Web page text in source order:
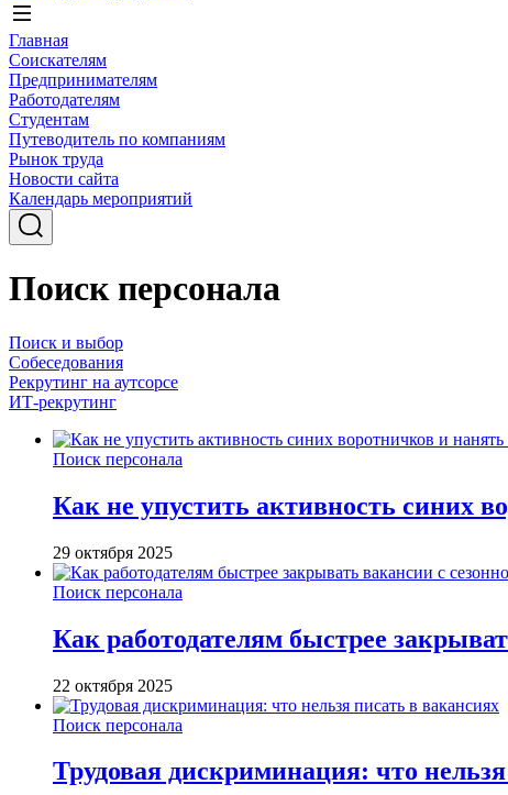
Главная
Соискателям
Предпринимателям
Работодателям
Студентам
Путеводитель по компаниям
Рынок труда
Новости сайта
Календарь мероприятий
Поиск персонала
Поиск и выбор
Собеседования
Рекрутинг на аутсорсе
ИТ-рекрутинг
Поиск персонала
Как не упустить активность синих
29 октября 2025
Поиск персонала
Как работодателям быстрее
22 октября 2025
Поиск персонала
Трудовая дискриминация: что